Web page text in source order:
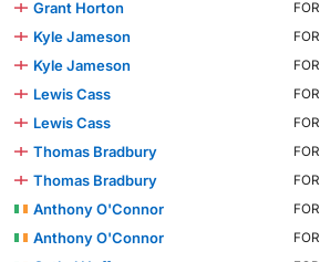
Grant Horton
FOR
Kyle Jameson
FOR
Kyle Jameson
FOR
Lewis Cass
FOR
Lewis Cass
FOR
Thomas Bradbury
FOR
Thomas Bradbury
FOR
Anthony O'Connor
FOR
Anthony O'Connor
FOR